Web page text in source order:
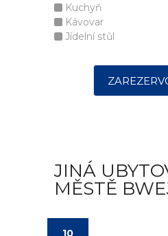
Kuchyň
Kávovar
Jídelní stůl
JINÁ
MĚSTĚ
10